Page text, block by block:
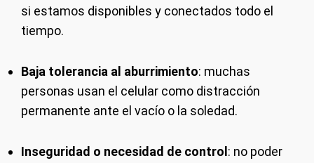
si estamos disponibles y conectados todo el
tiempo.
Baja tolerancia al aburrimiento: muchas
personas usan el celular como distracción
permanente ante el vacío o la soledad.
Inseguridad o necesidad de control : no poder